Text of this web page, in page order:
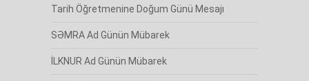
Tarih Öğretmenine Doğum Günü Mesajı
SƏMRA Ad Günün Mübarek
İLKNUR Ad Günün Mübarek